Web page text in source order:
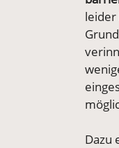
leider
Dazu